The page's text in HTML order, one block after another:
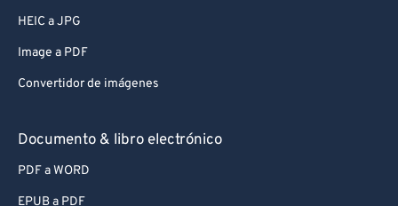
HEIC a JPG
Image a PDF
Convertidor de imágenes
Documento & libro electrónico
PDF a WORD
EPUB a PDF